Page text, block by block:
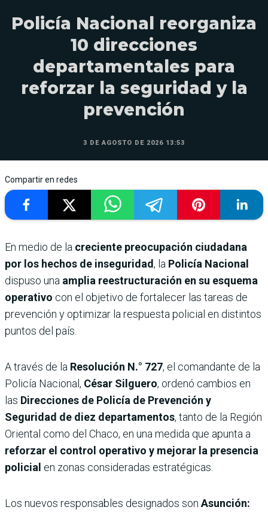
Policía Nacional reorganiza
10 direcciones
departamentales para
reforzar la seguridad y la
prevención
3 DE AGOSTO DE 2026 13:53
Compartir en redes
En medio de la creciente preocupación ciudadana
por los hechos de inseguridad, la Policía Nacional
dispuso una amplia reestructuración en su esquema
operativo con el objetivo de fortalecer las tareas de
prevención y optimizar la respuesta policial en distintos
puntos del país.
A través de la Resolución N.° 727, el comandante de la
Policía Nacional, César Silguero, ordenó cambios en
las Direcciones de Policía de Prevención y
Seguridad de diez departamentos, tanto de la Región
Oriental como del Chaco, en una medida que apunta a
reforzar el control operativo y mejorar la presencia
policial en zonas consideradas estratégicas.
Los nuevos responsables designados son Asunción: